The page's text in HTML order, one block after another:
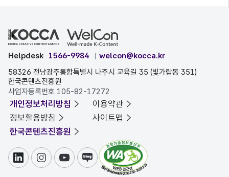
Helpdesk 1566-9984
welcon@kocca.kr
58326 전남광주통합특별시 나주시 교육길 35 (빛가람동 351)
한국콘텐츠진흥원
사업자등록번호 105-82-17272
개인정보처리방침
이용약관
정보활용방침
사이트맵
한국콘텐츠진흥원
링크드인인스타그램
유튜브블로그